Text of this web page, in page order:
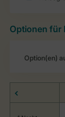
Optionen für